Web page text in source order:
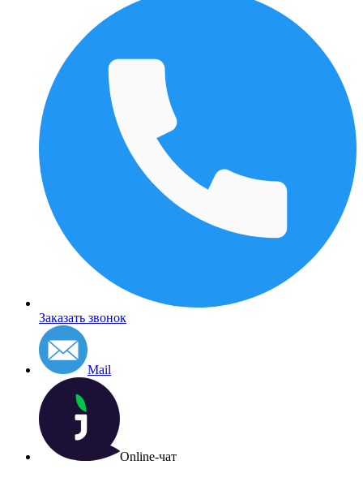
Заказать звонок
Mail
Online-чат